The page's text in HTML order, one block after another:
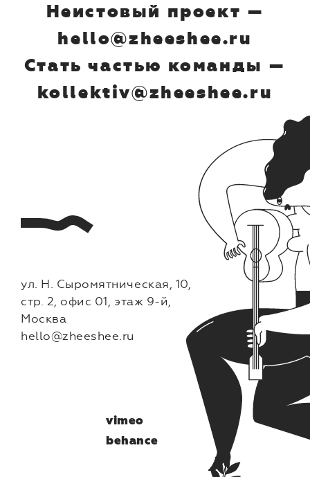
Неистовый проект —
hello@zheeshee.ru
Стать частью команды —
kollektiv@zheeshee.ru
ул. Н. Сыромятническая, 10,
стр. 2, офис 01, этаж 9-й,
Москва
hello@zheeshee.ru
vimeo
behance